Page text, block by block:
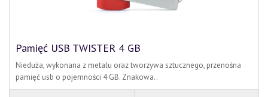
Pamięć USB TWISTER 4 GB
Nieduża, wykonana z metalu oraz tworzywa sztucznego, przenośna
pamięć usb o pojemności 4 GB. Znakowa..